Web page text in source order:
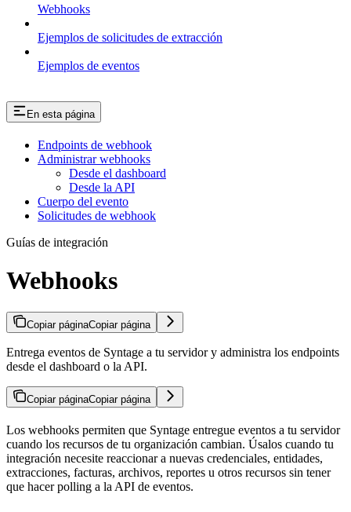
Webhooks
Ejemplos de solicitudes de extracción
Ejemplos de eventos
En esta página
Endpoints de webhook
Administrar webhooks
Desde el dashboard
Desde la API
Cuerpo del evento
Solicitudes de webhook
Guías de integración
Webhooks
Copiar páginaCopiar página
Entrega eventos de Syntage a tu servidor y administra los endpoints
desde el dashboard o la API.
Copiar páginaCopiar página
Los webhooks permiten que Syntage entregue eventos a tu servidor
cuando los recursos de tu organización cambian. Úsalos cuando tu
integración necesite reaccionar a nuevas credenciales, entidades,
extracciones, facturas, archivos, reportes u otros recursos sin tener
que hacer polling a la API de eventos.